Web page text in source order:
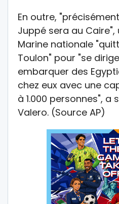
En outre,
Juppé sera au
Marine nationale
Toulon" pour "se
embarquer des
chez eux avec une
à 1.000 personnes", a
Valero. (Source AP)